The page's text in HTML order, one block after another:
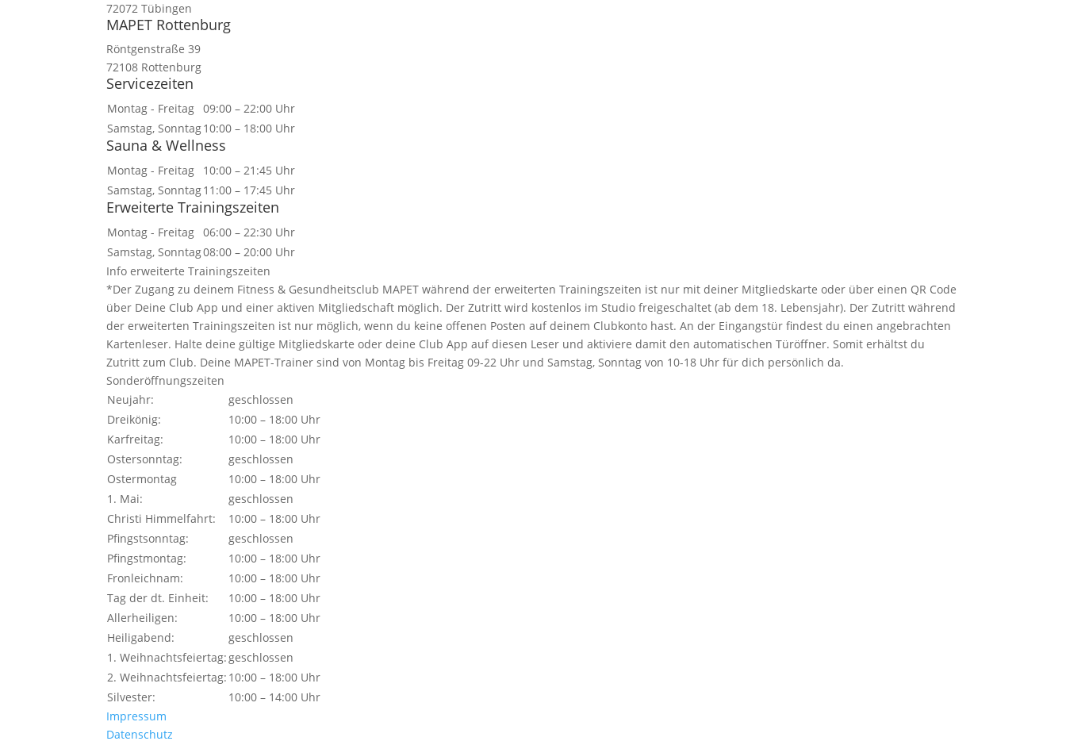
72072 Tübingen
MAPET Rottenburg
Röntgenstraße 39
72108 Rottenburg
Servicezeiten
Montag - Freitag
09:00 – 22:00 Uhr
Samstag, Sonntag10:00 – 18:00 Uhr
Sauna & Wellness
Montag - Freitag
10:00 – 21:45 Uhr
Samstag, Sonntag11:00 – 17:45 Uhr
Erweiterte Trainingszeiten
Montag - Freitag
06:00 – 22:30 Uhr
Samstag, Sonntag08:00 – 20:00 Uhr
Info erweiterte Trainingszeiten
*Der Zugang zu deinem Fitness & Gesundheitsclub MAPET während der erweiterten Trainingszeiten ist nur mit deiner Mitgliedskarte oder über einen QR Code
über Deine Club App und einer aktiven Mitgliedschaft möglich. Der Zutritt wird kostenlos im Studio freigeschaltet (ab dem 18. Lebensjahr). Der Zutritt während
der erweiterten Trainingszeiten ist nur möglich, wenn du keine offenen Posten auf deinem Clubkonto hast. An der Eingangstür findest du einen angebrachten
Kartenleser. Halte deine gültige Mitgliedskarte oder deine Club App auf diesen Leser und aktiviere damit den automatischen Türöffner. Somit erhältst du
Zutritt zum Club. Deine MAPET-Trainer sind von Montag bis Freitag 09-22 Uhr und Samstag, Sonntag von 10-18 Uhr für dich persönlich da.
Sonderöffnungszeiten
Neujahr:
geschlossen
Dreikönig:
10:00 – 18:00 Uhr
Karfreitag:
10:00 – 18:00 Uhr
Ostersonntag:
geschlossen
Ostermontag
10:00 – 18:00 Uhr
1. Mai:
geschlossen
Christi Himmelfahrt:
10:00 – 18:00 Uhr
Pfingstsonntag:
geschlossen
Pfingstmontag:
10:00 – 18:00 Uhr
Fronleichnam:
10:00 – 18:00 Uhr
Tag der dt. Einheit:
10:00 – 18:00 Uhr
Allerheiligen:
10:00 – 18:00 Uhr
Heiligabend:
geschlossen
1. Weihnachtsfeiertag:geschlossen
2. Weihnachtsfeiertag: 10:00 – 18:00 Uhr
Silvester:
10:00 – 14:00 Uhr
Impressum
Datenschutz